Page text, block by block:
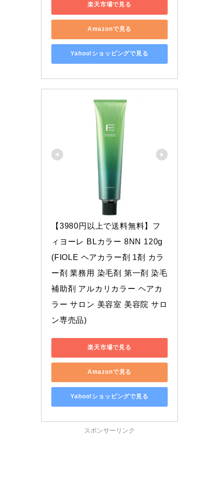
楽天市場で見る
Amazonで見る
Yahoo!ショッピングで見る
【3980円以上で送料無料】フ
ィヨーレ BLカラー 8NN 120g
(FIOLE ヘアカラー剤 1剤 カラ
ー剤 業務用 染毛剤 第一剤 染毛
補助剤 アルカリカラー ヘアカ
ラー サロン 美容室 美容院 サロ
ン専売品)
楽天市場で見る
Amazonで見る
Yahoo!ショッピングで見る
スポンサーリンク